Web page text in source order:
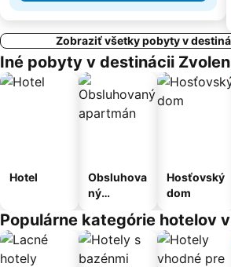
Zobraziť všetky pobyty v
Iné pobyty v destinácii Zvolen
Hotel
Obsluhova
ný
Hosťovský
dom
Populárne kategórie hotelov